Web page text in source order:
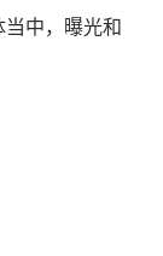
中，曝光和